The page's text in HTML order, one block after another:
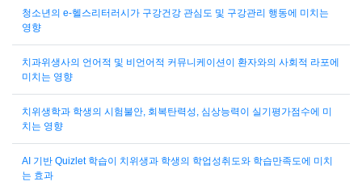
청소년의 e-헬스리터러시가 구강건강 관심도 및 구강관리 행동에 미치는
영향
치과위생사의 언어적 및 비언어적 커뮤니케이션이 환자와의 사회적 라포에
미치는 영향
치위생학과 학생의 시험불안, 회복탄력성, 심상능력이 실기평가점수에 미
치는 영향
AI 기반 Quizlet 학습이 치위생과 학생의 학업성취도와 학습만족도에 미치
는 효과